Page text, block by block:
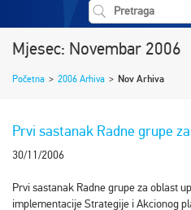
Mjesec: Novembar 2006
Početna > 2006 Arhiva > Nov Arhiva
Prvi sastanak Radne grupe
30/11/2006
Prvi sastanak Radne grupe za oblast
implementacije Strategije i Akcionog